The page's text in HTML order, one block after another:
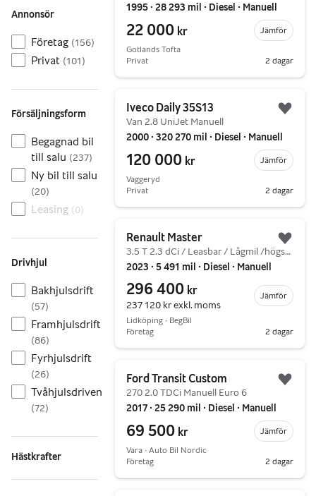
Annonsör
Företag (156)
Privat (101)
Försäljningsform
Begagnad bil
till salu (237)
Ny bil till salu
(20)
Leasing (0)
Drivhjul
Bakhjulsdrift
(57)
Framhjulsdrift
(86)
Fyrhjulsdrift
(26)
Tvåhjulsdriven
(72)
Hästkrafter
1995 ∙ 28 293 mil ∙ Diesel ∙ Manuell
22 000 kr
Jämför
Gotlands Tofta
Privat
2 dagar
Iveco Daily 35S13
Van 2.8 UniJet Manuell
2000 ∙ 320 270 mil ∙ Diesel ∙ Manuell
120 000 kr
Jämför
Vaggeryd
Privat
2 dagar
Renault Master
3.5 T 2.3 dCi / Leasbar / Lågmil /högskåp / Drag
2023 ∙ 5 491 mil ∙ Diesel ∙ Manuell
296 400 kr
237 120 krexkl. moms
Jämför
Lidköping ∙ BegBil
Företag
2 dagar
Ford Transit Custom
270 2.0 TDCi Manuell Euro 6
2017 ∙ 25 290 mil ∙ Diesel ∙ Manuell
69 500 kr
Jämför
Vara ∙ Auto Bil Nordic
Företag
2 dagar